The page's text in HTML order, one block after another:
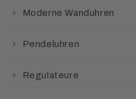
Moderne Wanduhren
Pendeluhren
Regulateure